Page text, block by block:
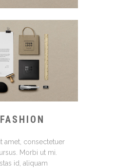
amet, consectetuer
Morbi ut mi.
id, aliquam